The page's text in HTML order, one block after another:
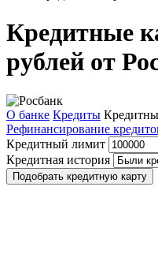
Кредитные
рублей от
О банке Кредиты
Рефинансирование
Кредитный лимит
Кредитная история
Подобрать кредитную карту